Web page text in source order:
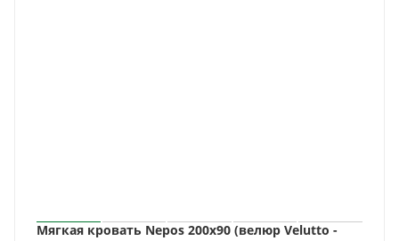
Мягкая кровать Nepos 200х90 (велюр Velutto -